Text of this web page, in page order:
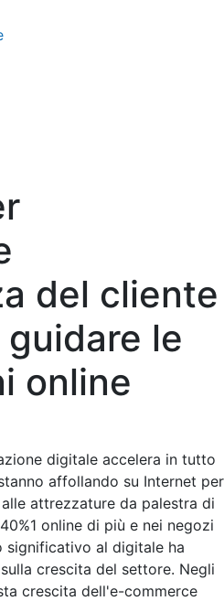
del cliente
le
online
digitale accelera in tutto
affollando su Internet per
attrezzature da palestra di
online di più e nei negozi
significativo al digitale ha
crescita del settore. Negli
crescita dell'e-commerce